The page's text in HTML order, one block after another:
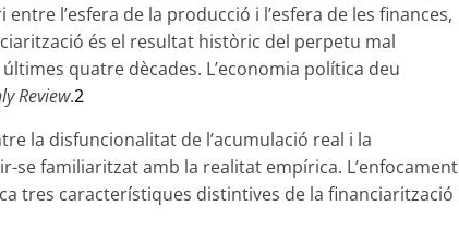
l’esfera de la producció i l’esfera de les finances,
és el resultat històric del perpetu mal
quatre dècades. L’economia política deu
Review.2
la disfuncionalitat de l’acumulació real i la
se familiaritzat amb la realitat empírica. L’enfocament
tres característiques distintives de la financiarització